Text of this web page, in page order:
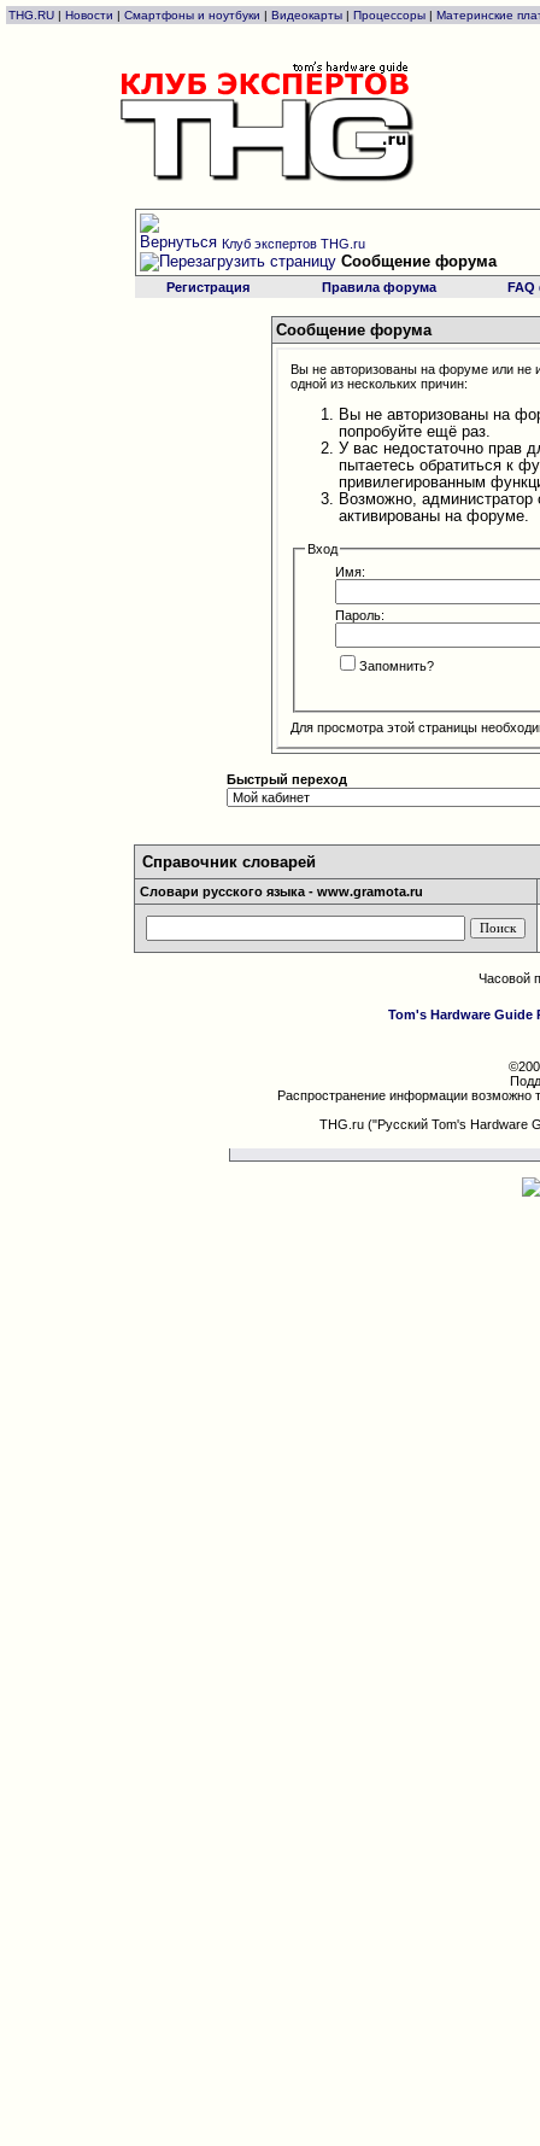
THG.RU | Новости | Смартфоны и ноутбуки | Видеокарты | Процессоры | Материнские
Клуб экспертов THG.ru
Сообщение форума
Регистрация Правила форума
Сообщение форума
Вы не авторизованы на форуме или не
одной из нескольких причин:
Вы не авторизованы на
попробуйте ещё раз.
У вас недостаточно прав
пытаетесь обратиться к
привилегированным
Возможно,
активированы на форуме.
Вход
Имя:
Пароль:
Запомнить?
Для просмотра этой страницы
Быстрый переход
Справочник словарей
Словари русского языка - www.gramota.ru
Часовой
Tom's Hardware Guide
Распространение информации возможно
THG.ru ("Русский Tom's Hardware